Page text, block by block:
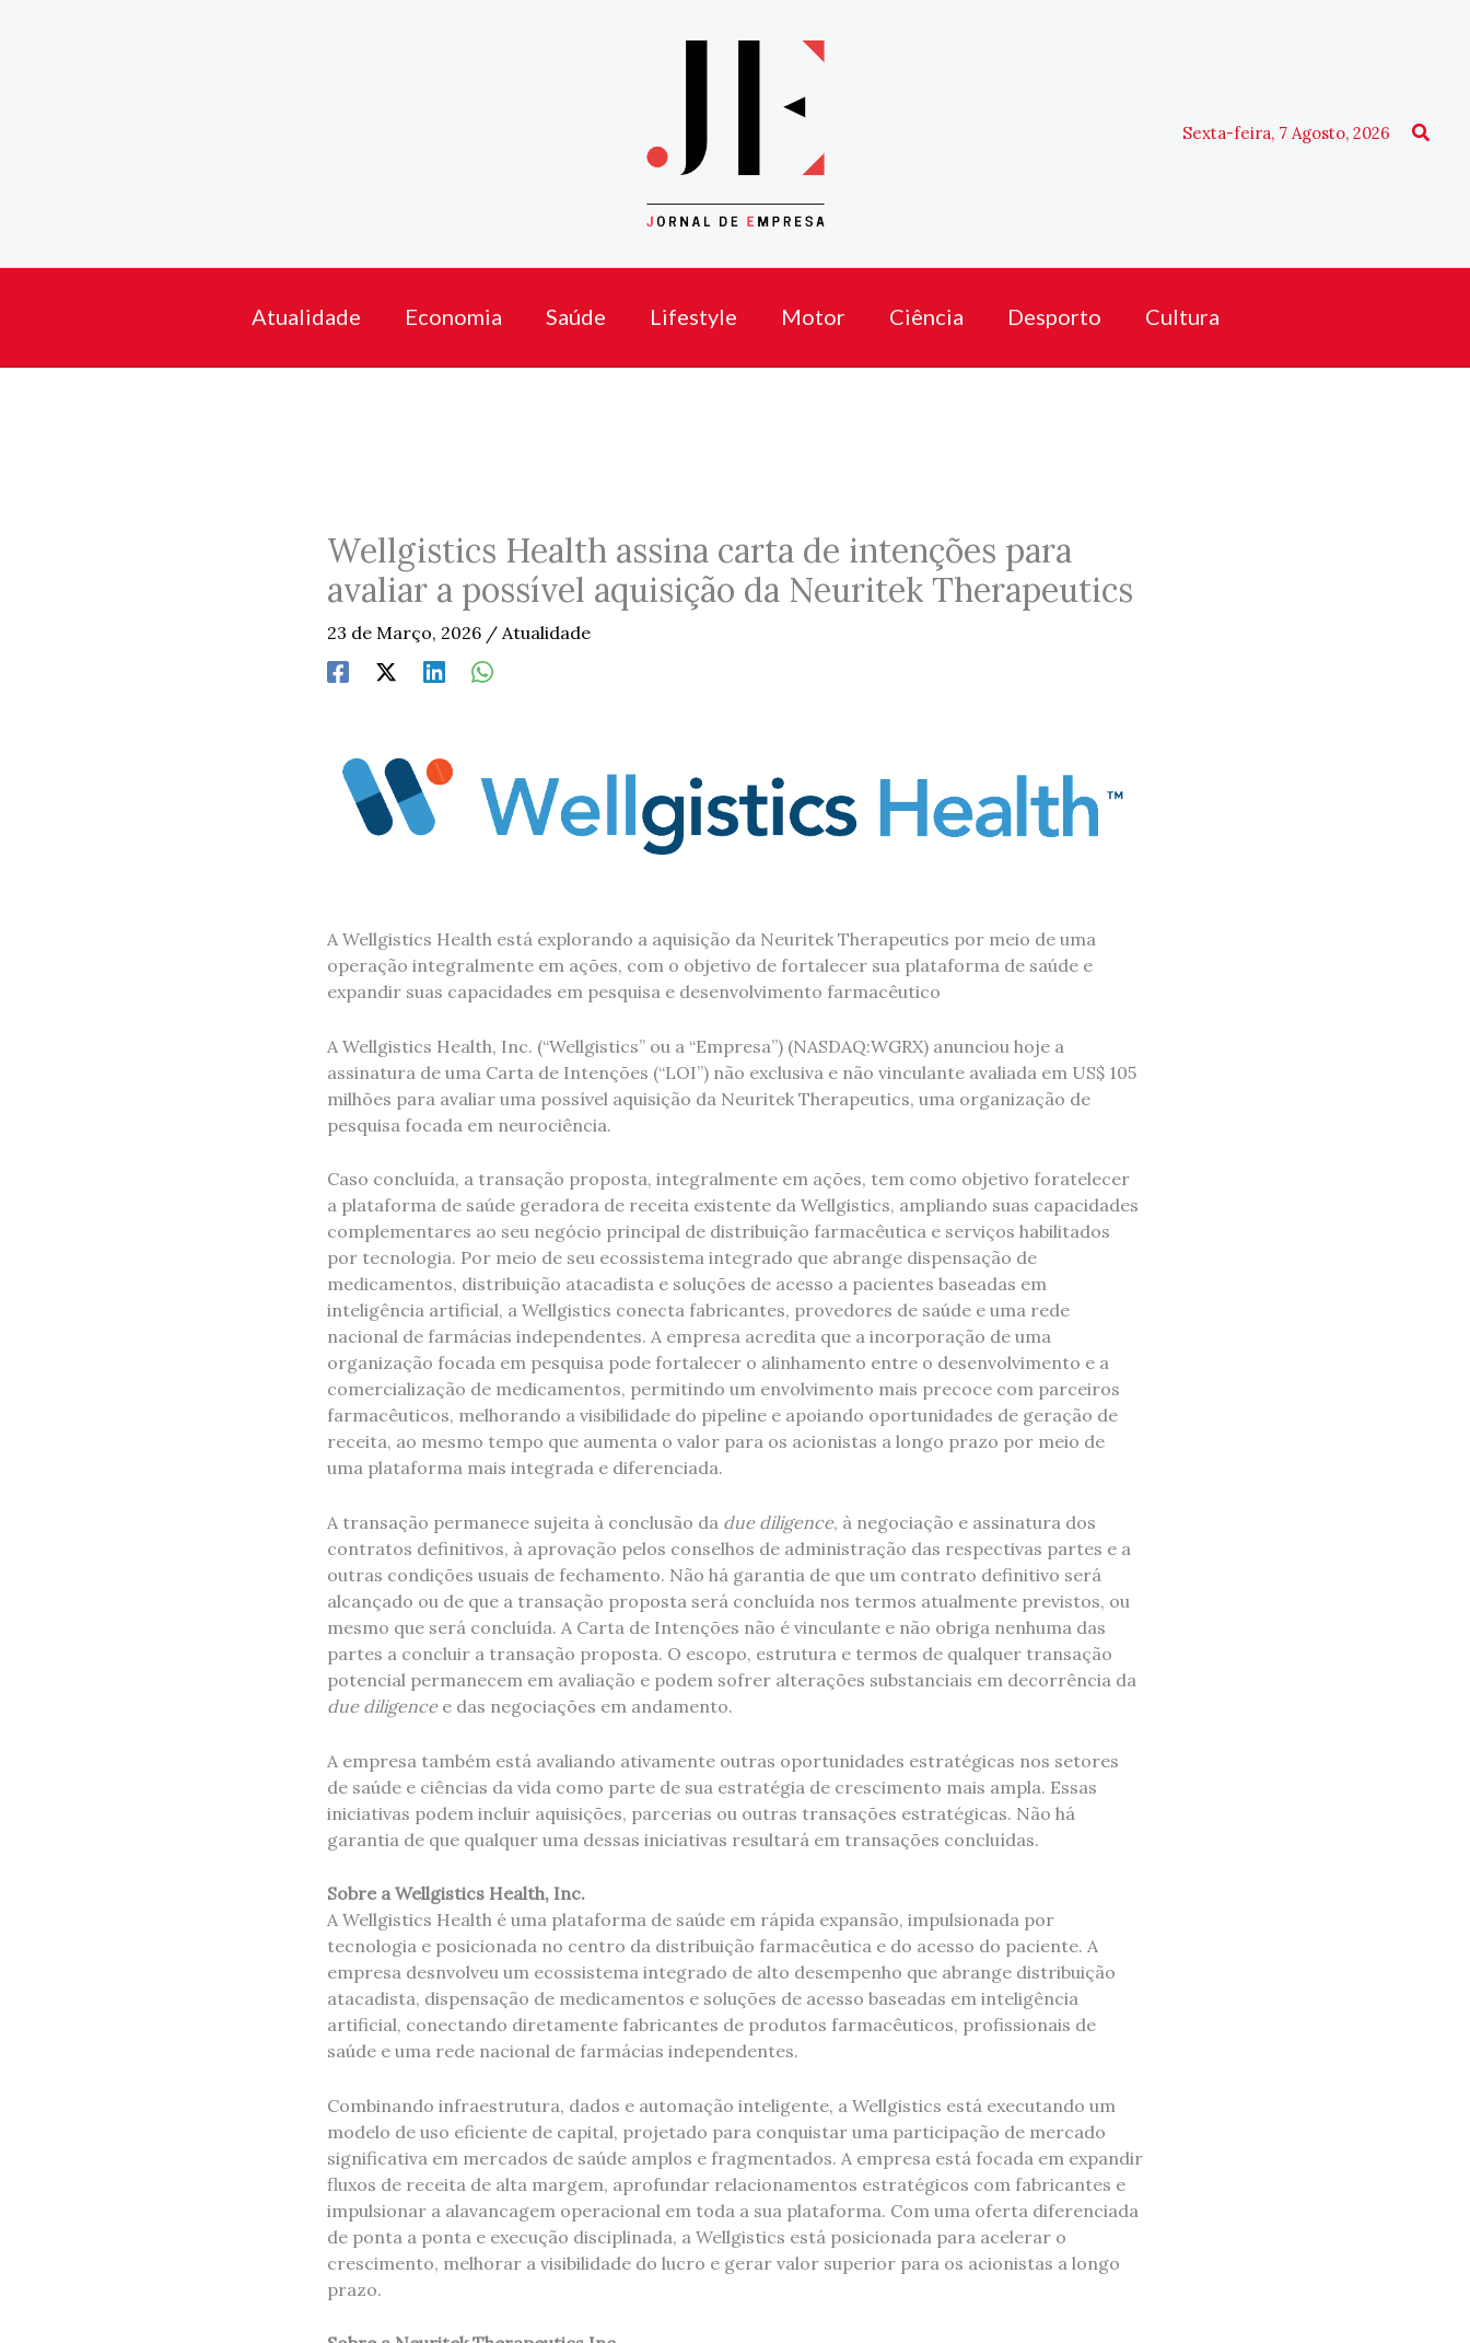
Sexta-feira, 7 Agosto, 2026
Atualidade Economia Saúde Lifestyle Motor Ciência Desporto Cultura
Wellgistics Health assina carta de intenções para
avaliar a possível aquisição da Neuritek Therapeutics
23 de Março, 2026 / Atualidade
A Wellgistics Health está explorando a aquisição da Neuritek Therapeutics por meio de uma
operação integralmente em ações, com o objetivo de fortalecer sua plataforma de saúde e
expandir suas capacidades em pesquisa e desenvolvimento farmacêutico
A Wellgistics Health, Inc. (“Wellgistics” ou a “Empresa”) (NASDAQ:WGRX) anunciou hoje a
assinatura de uma Carta de Intenções (“LOI”) não exclusiva e não vinculante avaliada em US$ 105
milhões para avaliar uma possível aquisição da Neuritek Therapeutics, uma organização de
pesquisa focada em neurociência.
Caso concluída, a transação proposta, integralmente em ações, tem como objetivo foratelecer
a plataforma de saúde geradora de receita existente da Wellgistics, ampliando suas capacidades
complementares ao seu negócio principal de distribuição farmacêutica e serviços habilitados
por tecnologia. Por meio de seu ecossistema integrado que abrange dispensação de
medicamentos, distribuição atacadista e soluções de acesso a pacientes baseadas em
inteligência artificial, a Wellgistics conecta fabricantes, provedores de saúde e uma rede
nacional de farmácias independentes. A empresa acredita que a incorporação de uma
organização focada em pesquisa pode fortalecer o alinhamento entre o desenvolvimento e a
comercialização de medicamentos, permitindo um envolvimento mais precoce com parceiros
farmacêuticos, melhorando a visibilidade do pipeline e apoiando oportunidades de geração de
receita, ao mesmo tempo que aumenta o valor para os acionistas a longo prazo por meio de
uma plataforma mais integrada e diferenciada.
A transação permanece sujeita à conclusão da due diligence, à negociação e assinatura dos
contratos definitivos, à aprovação pelos conselhos de administração das respectivas partes e a
outras condições usuais de fechamento. Não há garantia de que um contrato definitivo será
alcançado ou de que a transação proposta será concluída nos termos atualmente previstos, ou
mesmo que será concluída. A Carta de Intenções não é vinculante e não obriga nenhuma das
partes a concluir a transação proposta. O escopo, estrutura e termos de qualquer transação
potencial permanecem em avaliação e podem sofrer alterações substanciais em decorrência da
due diligencee das negociações em andamento.
A empresa também está avaliando ativamente outras oportunidades estratégicas nos setores
de saúde e ciências da vida como parte de sua estratégia de crescimento mais ampla. Essas
iniciativas podem incluir aquisições, parcerias ou outras transações estratégicas. Não há
garantia de que qualquer uma dessas iniciativas resultará em transações concluídas.
Sobre a Wellgistics Health, Inc.
A Wellgistics Health é uma plataforma de saúde em rápida expansão, impulsionada por
tecnologia e posicionada no centro da distribuição farmacêutica e do acesso do paciente. A
empresa desnvolveu um ecossistema integrado de alto desempenho que abrange distribuição
atacadista, dispensação de medicamentos e soluções de acesso baseadas em inteligência
artificial, conectando diretamente fabricantes de produtos farmacêuticos, profissionais de
saúde e uma rede nacional de farmácias independentes.
Combinando infraestrutura, dados e automação inteligente, a Wellgistics está executando um
modelo de uso eficiente de capital, projetado para conquistar uma participação de mercado
significativa em mercados de saúde amplos e fragmentados. A empresa está focada em expandir
fluxos de receita de alta margem, aprofundar relacionamentos estratégicos com fabricantes e
impulsionar a alavancagem operacional em toda a sua plataforma. Com uma oferta diferenciada
de ponta a ponta e execução disciplinada, a Wellgistics está posicionada para acelerar o
crescimento, melhorar a visibilidade do lucro e gerar valor superior para os acionistas a longo
prazo.